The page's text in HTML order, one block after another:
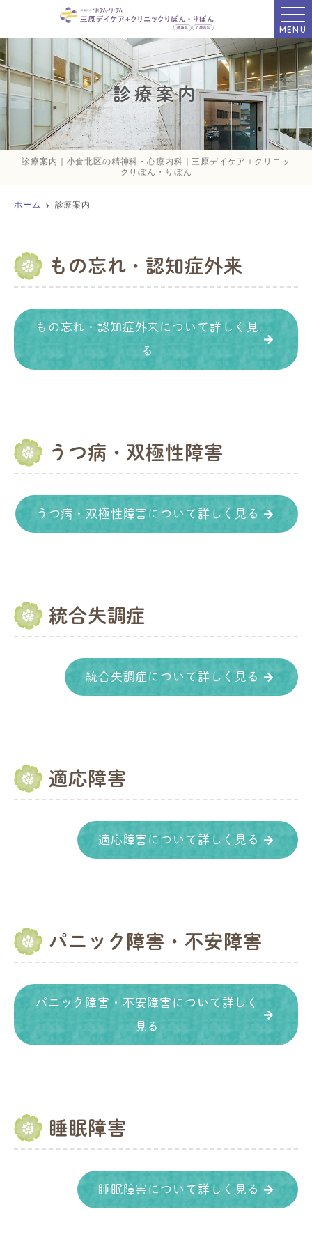
MENU
診療案内
診療案内｜小倉北区の精神科・心療内科｜三原デイケア＋クリニッ
クりぼん・りぼん
ホーム 診療案内
もの忘れ・認知症外来
もの忘れ・認知症外来について詳しく見
る
うつ病・双極性障害
うつ病・双極性障害について詳しく見る
統合失調症
統合失調症について詳しく見る
適応障害
適応障害について詳しく見る
パニック障害・不安障害
パニック障害・不安障害について詳しく
見る
睡眠障害
睡眠障害について詳しく見る